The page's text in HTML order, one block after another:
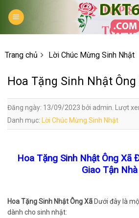
Trang chủ Lời Chúc Mừng Sinh Nhật
Hoa Tặng Sinh Nhật Ông
Đăng ngày: 13/09/2023 bởi admin. Lượt
Danh mục: Lời Chúc Mừng Sinh Nhật
Hoa Tặng Sinh Nhật Ông Xã
Giao Tận Nhà
Hoa Tặng Sinh Nhật Ông Xã Dưới đây là
dành cho sinh nhật: